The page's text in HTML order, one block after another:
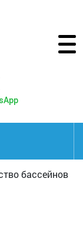
бассейнов